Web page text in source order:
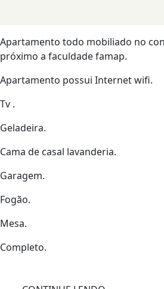
Apartamento todo mobiliado no
próximo a faculdade famap.
Apartamento possui Internet wifi.
Tv .
Geladeira.
Cama de casal lavanderia.
Garagem.
Fogão.
Mesa.
Completo.